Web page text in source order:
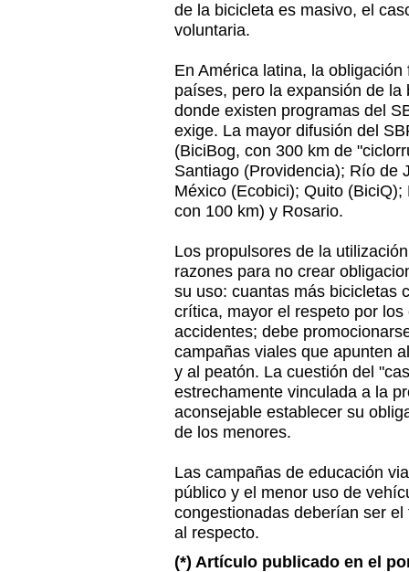
de la bicicleta es masivo, el
voluntaria.
En América latina, la
países, pero la expansión de
donde existen programas del
exige. La mayor difusión del
(BiciBog, con 300 km de
Santiago (Providencia); Río de
México (Ecobici); Quito
con 100 km) y Rosario.
Los propulsores de la
razones para no crear
su uso: cuantas más bicicletas
crítica, mayor el respeto por
accidentes; debe
campañas viales que apunten
y al peatón. La cuestión del
estrechamente vinculada a la
aconsejable establecer su
de los menores.
Las campañas de educación
público y el menor uso de
congestionadas deberían ser
al respecto.
(*) Artículo publicado en el